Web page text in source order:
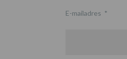
E-mailadres *